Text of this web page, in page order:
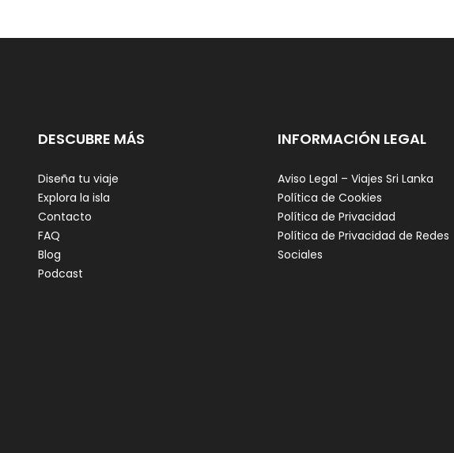
DESCUBRE MÁS
Diseña tu viaje
Explora la isla
Contacto
FAQ
Blog
Podcast
INFORMACIÓN LEGAL
Aviso Legal – Viajes Sri Lanka
Política de Cookies
Política de Privacidad
Política de Privacidad de Redes
Sociales